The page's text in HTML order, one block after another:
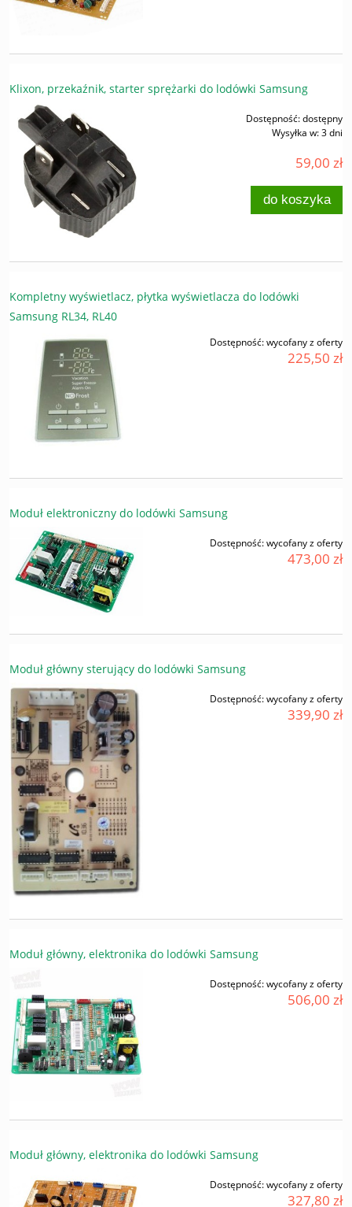
Klixon, przekaźnik, starter sprężarki do lodówki Samsung
Dostępność:dostępny
Wysyłka w:3 dni
59,00 zł
do koszyka
Kompletny wyświetlacz, płytka wyświetlacza do lodówki
Samsung RL34, RL40
Dostępność:wycofany z oferty
225,50 zł
Moduł elektroniczny do lodówki Samsung
Dostępność:wycofany z oferty
473,00 zł
Moduł główny sterujący do lodówki Samsung
Dostępność:wycofany z oferty
339,90 zł
Moduł główny, elektronika do lodówki Samsung
Dostępność:wycofany z oferty
506,00 zł
Moduł główny, elektronika do lodówki Samsung
Dostępność:wycofany z oferty
327,80 zł